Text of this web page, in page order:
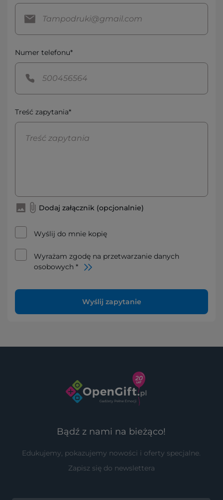
Numer telefonu*
Treść zapytania*
Dodaj załącznik (opcjonalnie)
Wyślij do mnie kopię
Wyrażam zgodę na przetwarzanie danych
osobowych *
Wyślij zapytanie
Bądź z nami na bieżąco!
Edukujemy, pokazujemy nowości i oferty specjalne.
Zapisz się do newslettera